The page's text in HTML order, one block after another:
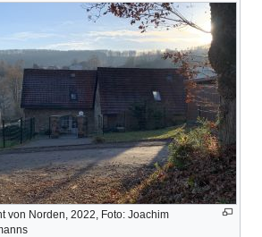
von Norden, 2022, Foto: Joachim